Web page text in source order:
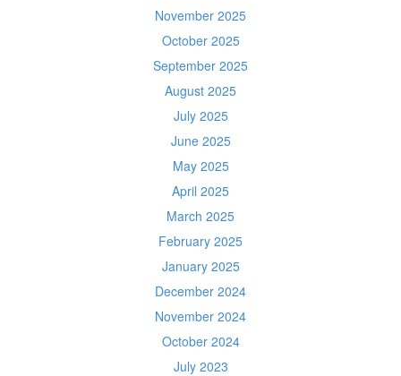
November 2025
October 2025
September 2025
August 2025
July 2025
June 2025
May 2025
April 2025
March 2025
February 2025
January 2025
December 2024
November 2024
October 2024
July 2023